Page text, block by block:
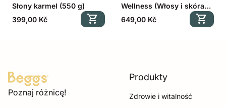
Słony karmel (550 g)
Cena regularna
399,00 Kč shopping_cart
Wellness (Włosy i skóra
90 cps. + Cynk 60 cps.)
Cena regularna
649,00 Kč shopping_cart
Strona główna
Poznaj różnicę!
Produkty
Zdrowie i witalność